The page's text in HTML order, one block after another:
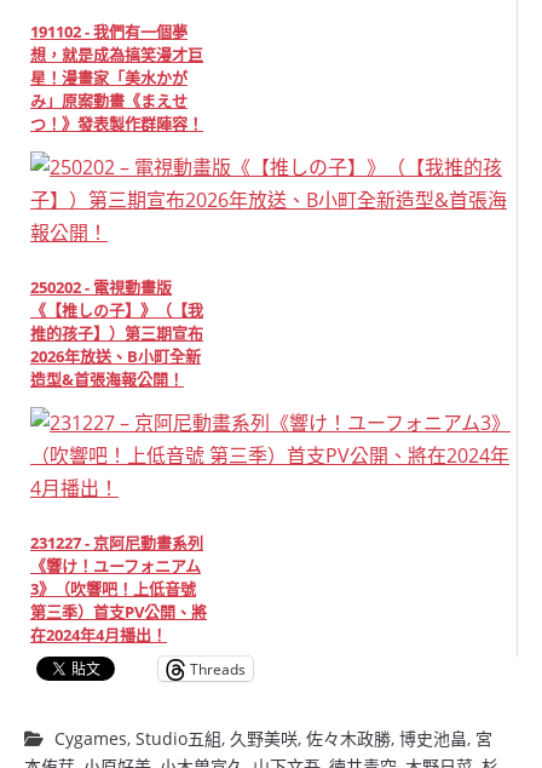
191102 - 我們有一個夢
想，就是成為搞笑漫才巨
星！漫畫家「美水かが
み」原案動畫《まえせ
つ！》發表製作群陣容！
250202 - 電視動畫版
《【推しの子】》（【我
推的孩子】）第三期宣布
2026年放送、B小町全新
造型&首張海報公開！
231227 - 京阿尼動畫系列
《響け！ユーフォニアム
3》（吹響吧！上低音號
第三季）首支PV公開、將
在2024年4月播出！
Threads
Cygames, Studio五組, 久野美咲, 佐々木政勝, 博史池畠, 宮